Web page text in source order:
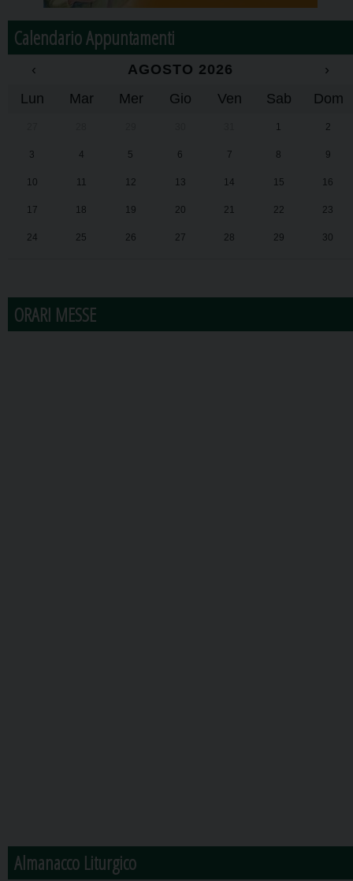
Calendario Appuntamenti
‹ AGOSTO 2026
›
Lun
Mar Mer Gio Ven Sab Dom
1 2
3 4 5 6 7 8 9
10 11 12 13 14 15 16
17 18 19 20 21 22 23
24 25 26 27 28 29 30
ORARI MESSE
Almanacco Liturgico